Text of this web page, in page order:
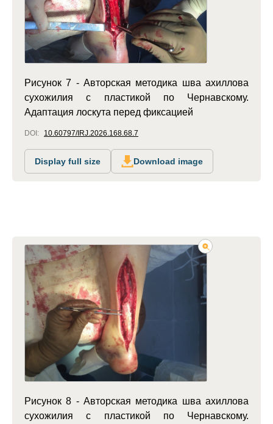
Рисунок 7 - Авторская методика шва ахиллова
сухожилия с пластикой по Чернавскому.
Адаптация лоскута перед фиксацией
DOI: 10.60797/IRJ.2026.168.68.7
Display full size Download image
Рисунок 8 - Авторская методика шва ахиллова
сухожилия с пластикой по Чернавскому.